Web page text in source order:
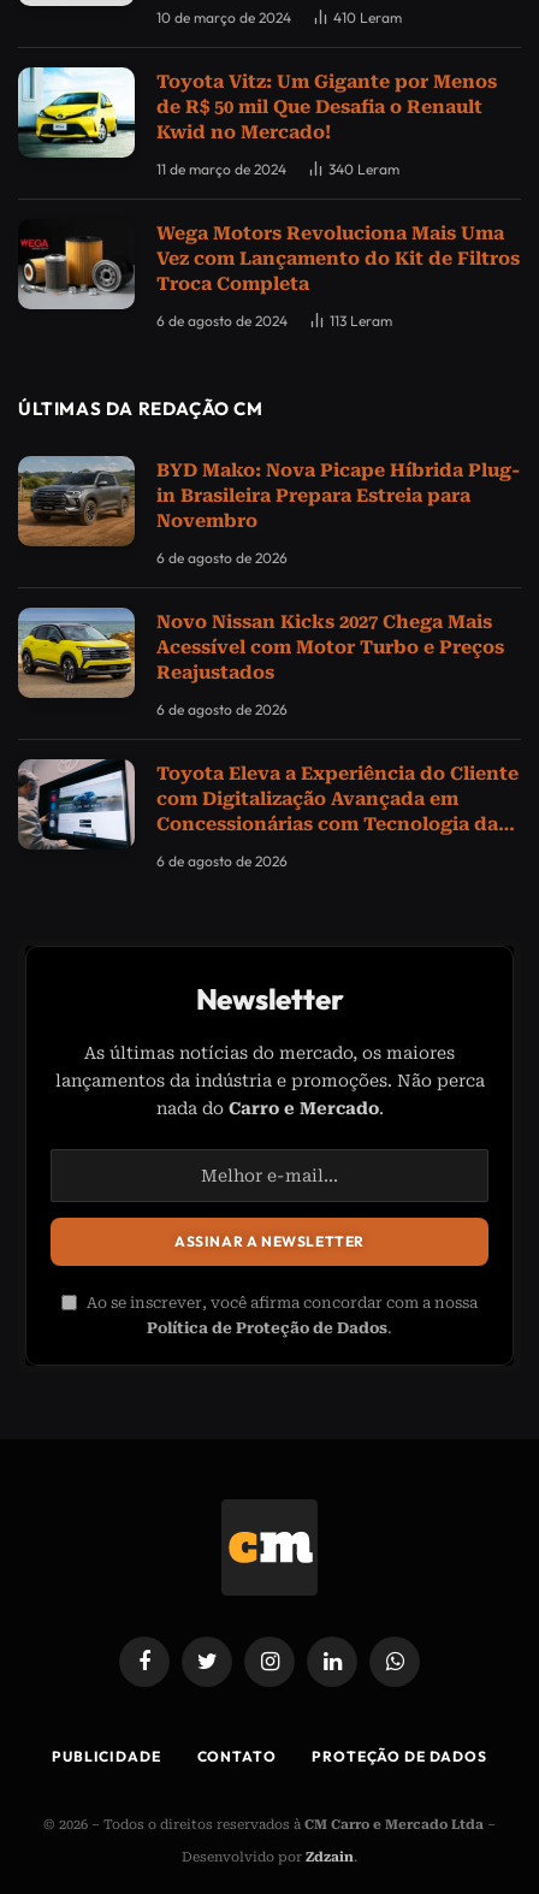
10 de março de 2024 410 Leram
Toyota Vitz: Um Gigante por Menos
de R$ 50 mil Que Desafia o Renault
Kwid no Mercado!
11 de março de 2024 340 Leram
Wega Motors Revoluciona Mais Uma
Vez com Lançamento do Kit de Filtros
Troca Completa
6 de agosto de 2024 113 Leram
ÚLTIMAS DA REDAÇÃO CM
BYD Mako: Nova Picape Híbrida Plug-
in Brasileira Prepara Estreia para
Novembro
6 de agosto de 2026
Novo Nissan Kicks 2027 Chega Mais
Acessível com Motor Turbo e Preços
Reajustados
6 de agosto de 2026
Toyota Eleva a Experiência do Cliente
com Digitalização Avançada em
Concessionárias com Tecnologia da
6 de agosto de 2026
Newsletter
As últimas notícias do mercado, os maiores
lançamentos da indústria e promoções. Não perca
nada do Carro e Mercado.
Ao se inscrever, você afirma concordar com a nossa
Política de Proteção de Dados.
FacebookTwitterInstagramLinkedIn WhatsApp
PUBLICIDADE CONTATO PROTEÇÃO DE DADOS
© 2026 – Todos o direitos reservados à CM Carro e Mercado Ltda –
Desenvolvido por Zdzain.